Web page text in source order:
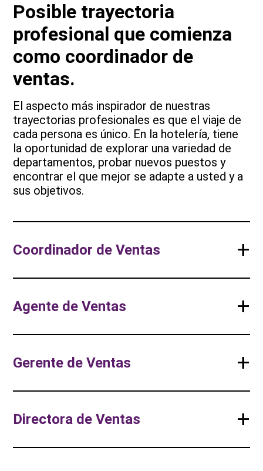
Posible trayectoria
profesional que comienza
como coordinador de
ventas.
El aspecto más inspirador de nuestras
trayectorias profesionales es que el viaje de
cada persona es único. En la hotelería, tiene
la oportunidad de explorar una variedad de
departamentos, probar nuevos puestos y
encontrar el que mejor se adapte a usted y a
sus objetivos.
Coordinador de Ventas +
Agente de Ventas +
Gerente de Ventas +
Directora de Ventas +